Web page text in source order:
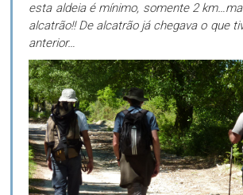
esta aldeia é mínimo, somente 2
alcatrão!! De alcatrão já chegava o que
anterior…